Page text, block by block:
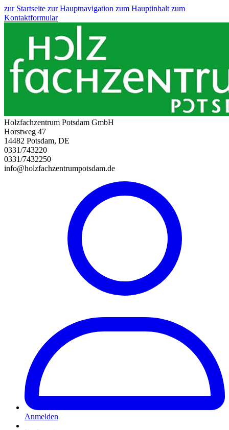
zur Startseite zur Hauptnavigation zum Hauptinhalt zum
Kontaktformular
Holzfachzentrum Potsdam GmbH
Horstweg 47
14482 Potsdam, DE
0331/743220
0331/7432250
info@holzfachzentrumpotsdam.de
Anmelden